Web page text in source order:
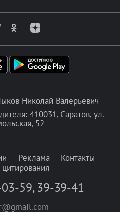
Николай Валерьевич
410031, Саратов, ул.
52
Реклама
Контакты
59, 39-39-41